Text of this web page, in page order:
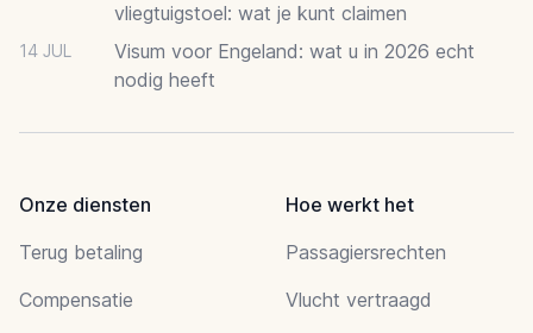
vliegtuigstoel: wat je kunt claimen
14 JUL
Visum voor Engeland: wat u in 2026 echt
nodig heeft
Onze diensten
Terug betaling
Compensatie
Hoe werkt het
Passagiersrechten
Vlucht vertraagd